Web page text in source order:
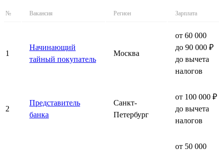
№ Вакансия Регион Зарплата
1
Начинающий
тайный покупатель
Москва
от 60 000
до 90 000 ₽
до вычета
налогов
2
Представитель
банка
Санкт-
Петербург
от 100 000 ₽
до вычета
налогов
от 50 000